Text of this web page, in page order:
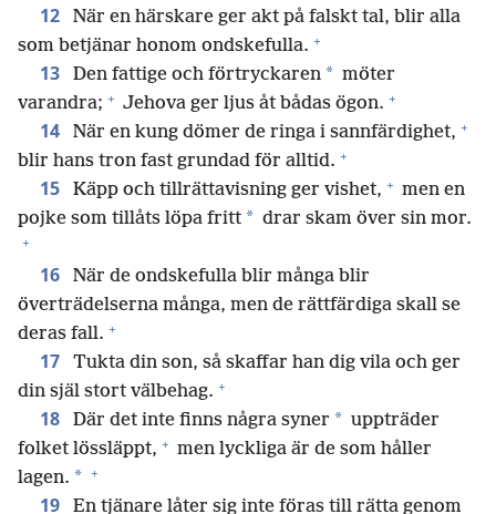
12
När en härskare ger akt på falskt tal, blir alla
som betjänar honom ondskefulla. +
13 Den fattige och förtryckaren * möter
varandra; + Jehova ger ljus åt bådas ögon. +
14 När en kung dömer de ringa i sannfärdighet, +
blir hans tron fast grundad för alltid. +
15 Käpp och tillrättavisning ger vishet, + men en
pojke som tillåts löpa fritt * drar skam över sin mor.
+
16
När de ondskefulla blir många blir
överträdelserna många, men de rättfärdiga skall se
deras fall. +
17
Tukta din son, så skaffar han dig vila och ger
din själ stort välbehag. +
18 Där det inte finns några syner * uppträder
folket lössläppt, + men lyckliga är de som håller
lagen. * +
19
En tjänare låter sig inte föras till rätta genom